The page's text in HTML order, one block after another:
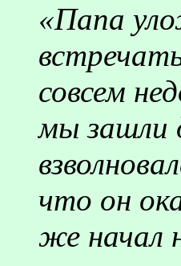
«Папа
совсем
мы зашли
что он
же начал